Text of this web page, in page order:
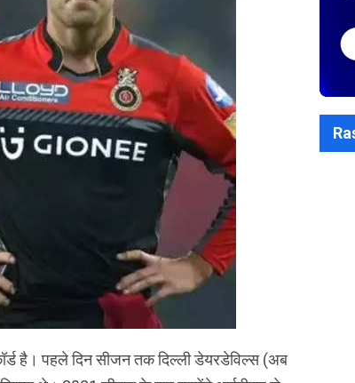
है। पहले दिन सीजन तक दिल्ली डेयरडेविल्स (अब